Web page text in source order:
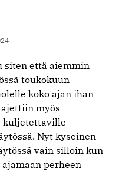
siten että aiemmin
toukokuun
koko ajan ihan
myös
kuljetettaville
Nyt kyseinen
vain silloin kun
perheen